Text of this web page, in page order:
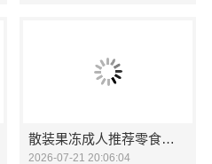
散装果冻成人推荐零食大明星
2026-07-21 20:06:04